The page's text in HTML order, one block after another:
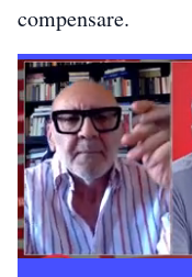
compensare.